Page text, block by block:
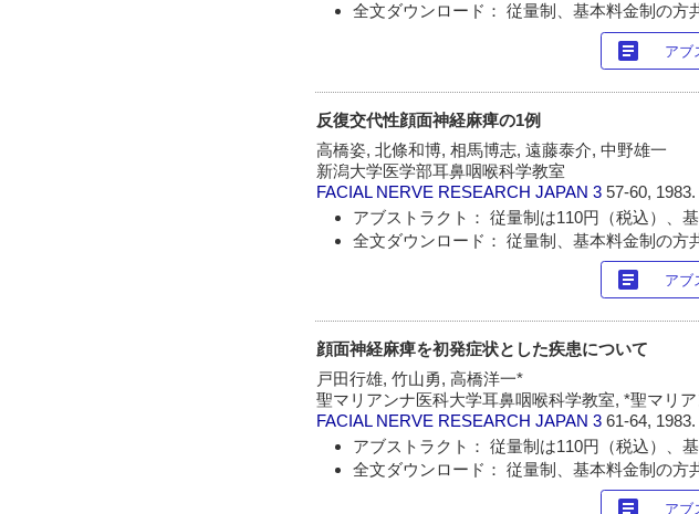
全文ダウンロード： 従量制、基本料金制の方
article アブ
反復交代性顔面神経麻痺の1例
高橋姿, 北條和博, 相馬博志, 遠藤泰介, 中野雄一
新潟大学医学部耳鼻咽喉科学教室
FACIAL NERVE RESEARCH JAPAN 357-60, 1983.
アブストラクト： 従量制は110円（税込）、
全文ダウンロード： 従量制、基本料金制の方
article アブ
顔面神経麻痺を初発症状とした疾患について
戸田行雄, 竹山勇, 高橋洋一*
聖マリアンナ医科大学耳鼻咽喉科学教室, *聖マリ
FACIAL NERVE RESEARCH JAPAN 361-64, 1983.
アブストラクト： 従量制は110円（税込）、
全文ダウンロード： 従量制、基本料金制の方
article アブ